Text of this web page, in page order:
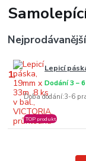
Nejprodávanější
1. Lepicí
Doba dodání:3-6
Dodání 3 –
TOP produkt